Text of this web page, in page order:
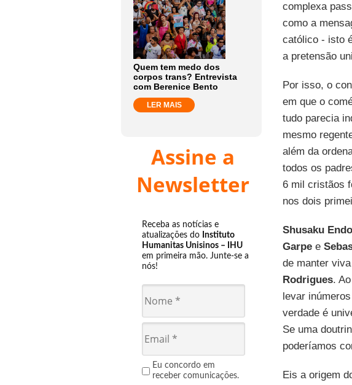
Quem tem medo dos
corpos trans? Entrevista
com Berenice Bento
LER MAIS
Assine a
Newsletter
Receba as notícias e
atualizações do Instituto
Humanitas Unisinos – IHU
em primeira mão. Junte-se a
nós!
Eu concordo em
receber comunicações.
complexa
como a
católico - isto
a pretensão
Por isso, o
em que o
tudo parecia
mesmo
além da
todos os
6 mil cristãos
nos dois
Shusaku Endo
Garpe e
de manter
Rodrigues.
levar
verdade é
Se uma
poderíamos
Eis a origem